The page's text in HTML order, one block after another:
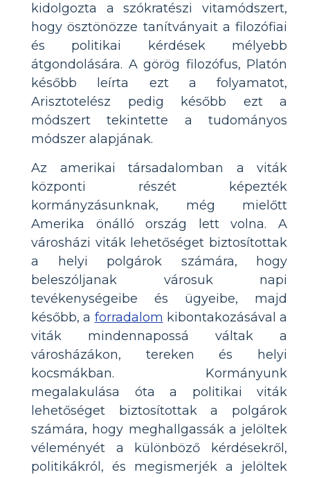
kidolgozta a szókratészi vitamódszert,
hogy ösztönözze tanítványait a filozófiai
és politikai kérdések mélyebb
átgondolására. A görög filozófus, Platón
később leírta ezt a folyamatot,
Arisztotelész pedig később ezt a
módszert tekintette a tudományos
módszer alapjának.
Az amerikai társadalomban a viták
központi részét képezték
kormányzásunknak, még mielőtt
Amerika önálló ország lett volna. A
városházi viták lehetőséget biztosítottak
a helyi polgárok számára, hogy
beleszóljanak városuk napi
tevékenységeibe és ügyeibe, majd
később, a forradalom kibontakozásával a
viták mindennapossá váltak a
városházákon, tereken és helyi
kocsmákban. Kormányunk
megalakulása óta a politikai viták
lehetőséget biztosítottak a polgárok
számára, hogy meghallgassák a jelöltek
véleményét a különböző kérdésekről,
politikákról, és megismerjék a jelöltek